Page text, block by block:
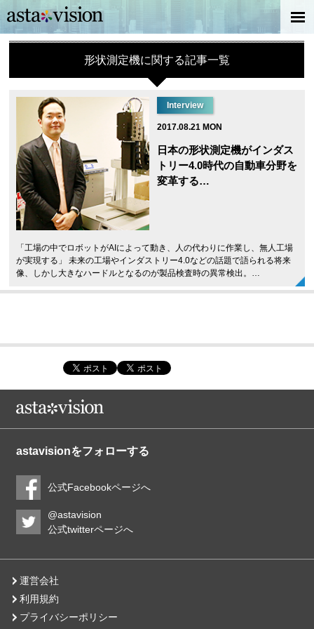
形状測定機に関する記事一覧
Interview
2017.08.21 MON
日本の形状測定機がインダス
トリー4.0時代の自動車分野を
変革する…
「工場の中でロボットがAIによって動き、人の代わりに作業し、無人工場
が実現する」 未来の工場やインダストリー4.0などの話題で語られる将来
像、しかし大きなハードルとなるのが製品検査時の異常検出。…
astavisionをフォローする
公式Facebookページへ
@astavision
公式twitterページへ
運営会社
利用規約
プライバシーポリシー